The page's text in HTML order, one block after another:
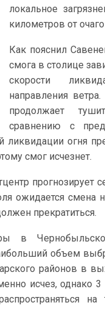
локальное
километров от
Как пояснил
смога в столице
скорости
направления
продолжает
сравнению с
огня
смог исчезнет.
прогнозирует
ожидается смена
прекратиться.
в
объем
районов в
исчез, однако 3